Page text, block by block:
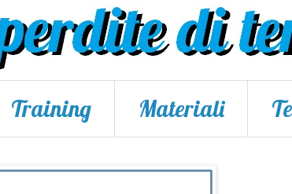
Training Materiali